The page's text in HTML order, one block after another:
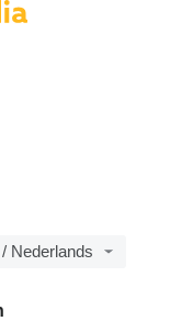
Nederlands